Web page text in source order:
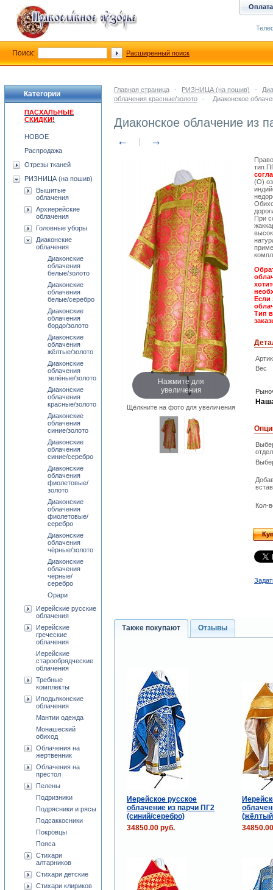
Главная страница - РИЗНИЦА (на пошив) -
облачения красные/золото
- Диаконское
Диаконское облачение из
← →
Нажмите для
увеличения
Щёлкните на фото для увеличения
тип
(О)
При
Если
Тип
Вес
Кол-
Также покупают Отзывы
Иерейское русское
облачение из парчи ПГ2
(синий/серебро)
34850.00 руб.
Категории
ПАСХАЛЬНЫЕ
СКИДКИ!
НОВОЕ
Распродажа
Отрезы тканей
РИЗНИЦА (на пошив)
Вышитые
облачения
Архиерейские
облачения
Головные уборы
Диаконские
облачения
Диаконские
облачения
белые/золото
Диаконские
облачения
белые/серебро
Диаконские
облачения
бордо/золото
Диаконские
облачения
жёлтые/золото
Диаконские
облачения
зелёные/золото
Диаконские
облачения
красные/золото
Диаконские
облачения
синие/золото
Диаконские
облачения
синие/серебро
Диаконские
облачения
фиолетовые/
золото
Диаконские
облачения
фиолетовые/
серебро
Диаконские
облачения
чёрные/золото
Диаконские
облачения
чёрные/
серебро
Орари
Иерейские русские
облачения
Иерейские
греческие
облачения
Иерейские
старообрядческие
облачения
Требные
комплекты
Иподьяконские
облачения
Мантии одежда
Монашеский
обиход
Облачения на
жертвенник
Облачения на
престол
Пелены
Подризники
Подрясники и рясы
Подсаккосники
Покровцы
Пояса
Стихари
алтарников
Стихари детские
Стихари клириков
Оплата
Поиск: Расширенный поиск